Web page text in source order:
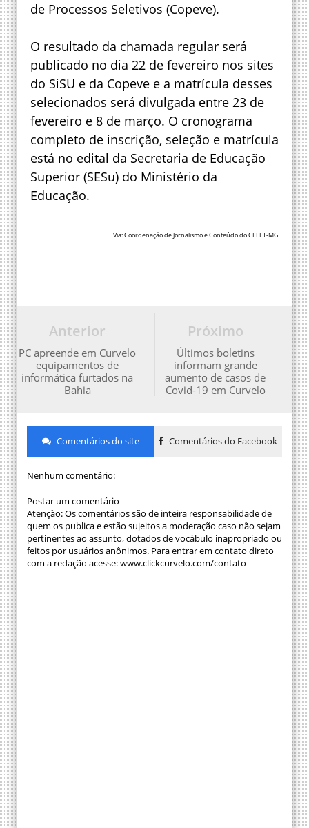
de Processos Seletivos (Copeve).
O resultado da chamada regular será
publicado no dia 22 de fevereiro nos sites
do SiSU e da Copeve e a matrícula desses
selecionados será divulgada entre 23 de
fevereiro e 8 de março. O cronograma
completo de inscrição, seleção e matrícula
está no edital da Secretaria de Educação
Superior (SESu) do Ministério da
Educação.
Via: Coordenação de Jornalismo e Conteúdo do CEFET-MG
Próximo
Últimos boletins
informam grande
aumento de casos de
Covid-19 em Curvelo
Anterior
PC apreende em Curvelo
equipamentos de
informática furtados na
Bahia
Comentários do site Comentários do Facebook
Nenhum comentário:
Postar um comentário
Atenção: Os comentários são de inteira responsabilidade de
quem os publica e estão sujeitos a moderação caso não sejam
pertinentes ao assunto, dotados de vocábulo inapropriado ou
feitos por usuários anônimos. Para entrar em contato direto
com a redação acesse: www.clickcurvelo.com/contato